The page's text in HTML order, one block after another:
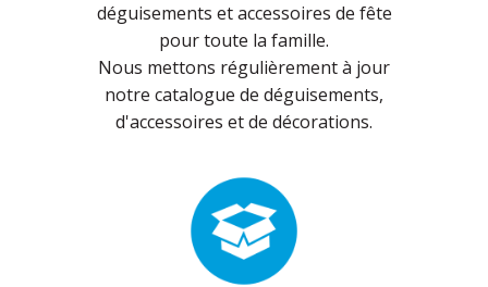
déguisements et accessoires de fête
pour toute la famille.
Nous mettons régulièrement à jour
notre catalogue de déguisements,
d'accessoires et de décorations.